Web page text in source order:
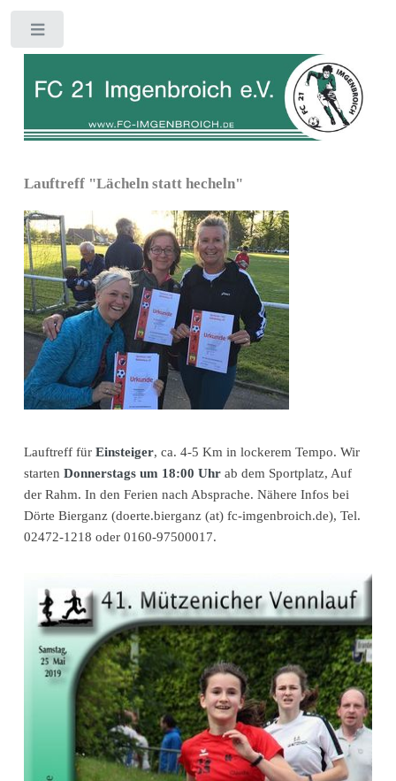
Lauftreff "Lächeln statt hecheln"
Lauftreff für Einsteiger, ca. 4-5 Km in lockerem Tempo. Wir
starten Donnerstags um 18:00 Uhrab dem Sportplatz, Auf
der Rahm. In den Ferien nach Absprache. Nähere Infos bei
Dörte Bierganz (doerte.bierganz (at) fc-imgenbroich.de), Tel.
02472-1218 oder 0160-97500017.